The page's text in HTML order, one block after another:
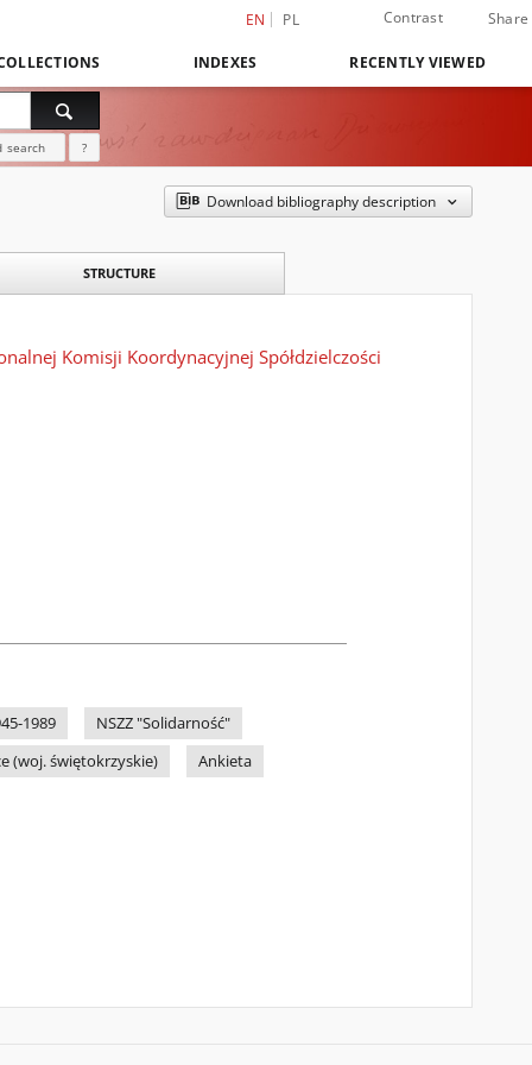
EN PL Contrast Share
INDEXES RECENTLY VIEWED
search ?
Download bibliography description
STRUCTURE
Komisji Koordynacyjnej Spółdzielczości
1989
NSZZ "Solidarność"
(woj. świętokrzyskie)
Ankieta